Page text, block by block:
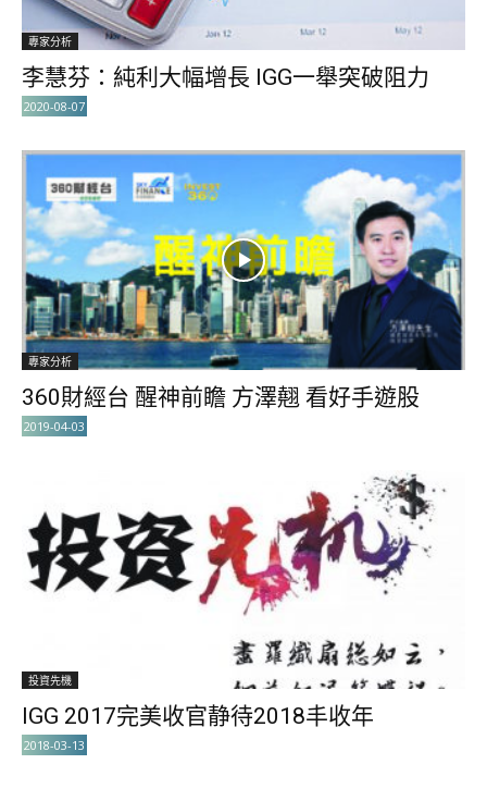
專家分析
李慧芬：純利大幅增長 IGG一舉突破阻力
2020-08-07
專家分析
360財經台 醒神前瞻 方澤翹 看好手遊股
2019-04-03
投資先機
IGG 2017完美收官静待2018丰收年
2018-03-13